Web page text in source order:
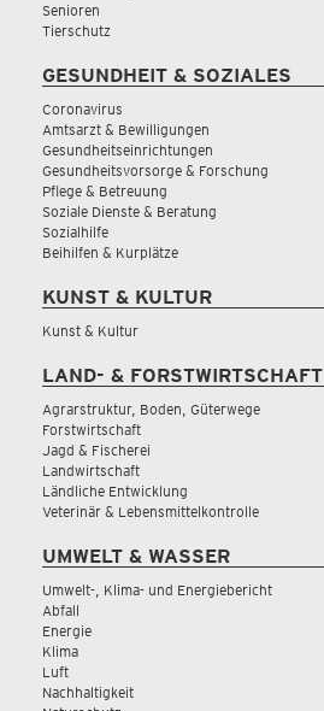
Senioren
Tierschutz
GESUNDHEIT & SOZIALES
Coronavirus
Amtsarzt & Bewilligungen
Gesundheitseinrichtungen
Gesundheitsvorsorge & Forschung
Pflege & Betreuung
Soziale Dienste & Beratung
Sozialhilfe
Beihilfen & Kurplätze
KUNST & KULTUR
Kunst & Kultur
LAND- & FORSTWIRTSCHAFT
Agrarstruktur, Boden, Güterwege
Forstwirtschaft
Jagd & Fischerei
Landwirtschaft
Ländliche Entwicklung
Veterinär & Lebensmittelkontrolle
UMWELT & WASSER
Umwelt-, Klima- und Energiebericht
Abfall
Energie
Klima
Luft
Nachhaltigkeit